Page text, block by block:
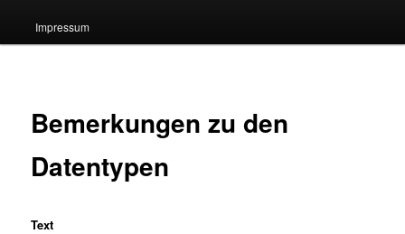
Impressum
Bemerkungen zu den
Datentypen
Text